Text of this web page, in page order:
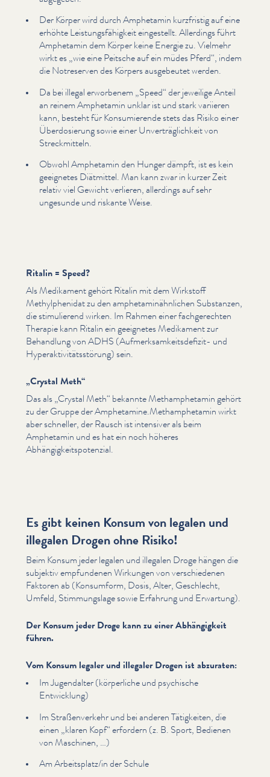
Der Körper wird durch Amphetamin kurzfristig auf eine
erhöhte Leis­tungs­fähigkeit eingestellt. Allerdings führt
Amphetamin dem Körper keine Energie zu. Vielmehr
wirkt es„wie eine Peitsche auf ein müdes Pferd“, indem
die Notreserven des Körpers ausgebeutet werden.
Da bei illegal erworbenem „Speed“ der jeweilige Anteil
an reinem Amphetamin unklar ist und stark variieren
kann, besteht für Kon­sum­ierende stets das Risiko einer
Über­dosierung sowie einer Unverträglichkeit von
Streck­mit­teln.
Obwohl Amphetamin den Hunger dämpft, ist es kein
geeignetes Diätmittel. Man kann zwar in kurzer Zeit
relativ viel Gewicht verlieren, allerdings auf sehr
ungesunde und riskante Weise.
Ritalin = Speed?
Als Medikament gehört Ritalin mit dem Wirkstoff
Methylphenidat zu den amphet­a­m­inähn­lichen Substanzen,
die stim­ulierend wirken. Im Rahmen einer fachgerecht­en
Therapie kann Ritalin ein geeignetes Medikament zur
Behandlung von ADHS (Aufmerk­samkeits­de­fiz­it- und
Hyper­ak­tiv­itätsstörung) sein.
„Crystal Meth“
Das als„Crystal Meth“ bekannte Metham­phet­a­min gehört
zu der Gruppe der Amphetamine.Methamphetamin wirkt
aber schneller, der Rausch ist intensiver als beim
Amphetamin und es hat ein noch höheres
Abhängigkeitspoten­zial.
Es gibt keinen Konsum von legalen und
illegalen Drogen ohne Risiko!
Beim Konsum jeder legalen und illegalen Droge hängen die
subjektiv empfundenen Wirkungen von ver­schiede­nen
Faktoren ab (Konsumform, Dosis, Alter, Geschlecht,
Umfeld, Stim­mungslage sowie Erfahrung und Erwartung).
Der Konsum jeder Droge kann zu einer Abhängigkeit
führen.
Vom Konsum legaler und illegaler Drogen ist abzuraten:
Im Jugendalter (körperliche und psychische
Entwicklung)
Im Straßen­verkehr und bei anderen Tätigkeiten, die
einen „klaren Kopf“ erfordern (z. B. Sport, Bedienen
von Maschinen, …)
Am Arbeitsplatz/​in der Schule